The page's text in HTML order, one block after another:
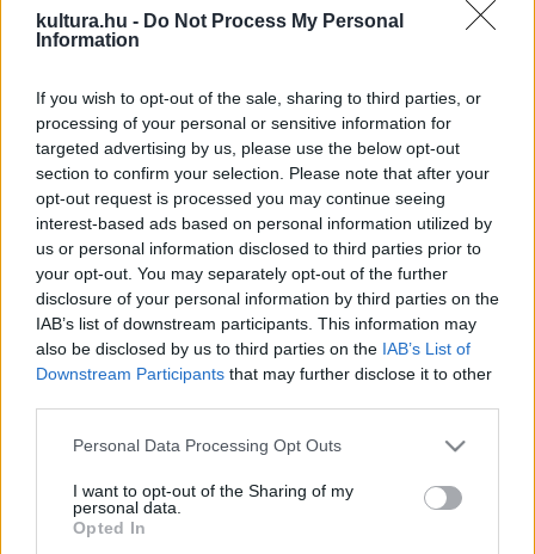
kultura.hu - Do Not Process My Personal
Information
If you wish to opt-out of the sale, sharing to third parties, or
processing of your personal or sensitive information for
targeted advertising by us, please use the below opt-out
section to confirm your selection. Please note that after your
opt-out request is processed you may continue seeing
interest-based ads based on personal information utilized by
us or personal information disclosed to third parties prior to
your opt-out. You may separately opt-out of the further
disclosure of your personal information by third parties on the
IAB’s list of downstream participants. This information may
also be disclosed by us to third parties on the IAB’s List of
Downstream Participants that may further disclose it to other
Please note that this website/app uses one or more Google
not limited to your visit or usage behaviour. You may click to
grant or deny consent to Google and its third-party tags to
use your data for below specified purposes in below Google
Personal Data Processing Opt Outs
I want to opt-out of the Sharing of my
personal data.
Opted In
kiemelkedő élő, sőt a szerepét mélyen átélő, az önmagát
adó művészről, művészekről szólnak képei, akik többet
előadásba. Második időszakában, Nancy Fesztivál idején
több a dokumentatív fénykép, amely a megváltozott a
kapitalista szabadság helyszínét és az abban lubickoló,
kávézó, fesztelenül csevegő színészeket ábrázolja.
A harmadik időszak a Szobaszínház már inkább az
előadásokat mutatja be. Kemény fények, erős árnyékok,
maszkot viselő emberi testek, melyek deformáltságát a
fény-árnyék viszonya is nyilvánvalóvá teszi. Érdekes a
Sziget Performance is, amely először és utoljára ábrázolja,
még ha groteszk humorral is az embert, a színészt a
természetben. Igaz úgy, ahogy az Úr teremtette, anyaszült
meztelen.